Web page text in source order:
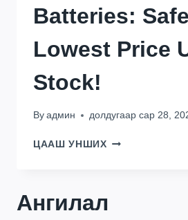
Batteries: Safe
Lowest Price
Stock!
By админ долдугаар сар 28,
ЦААШ УНШИХBULK
SAFE
&
Ангилал